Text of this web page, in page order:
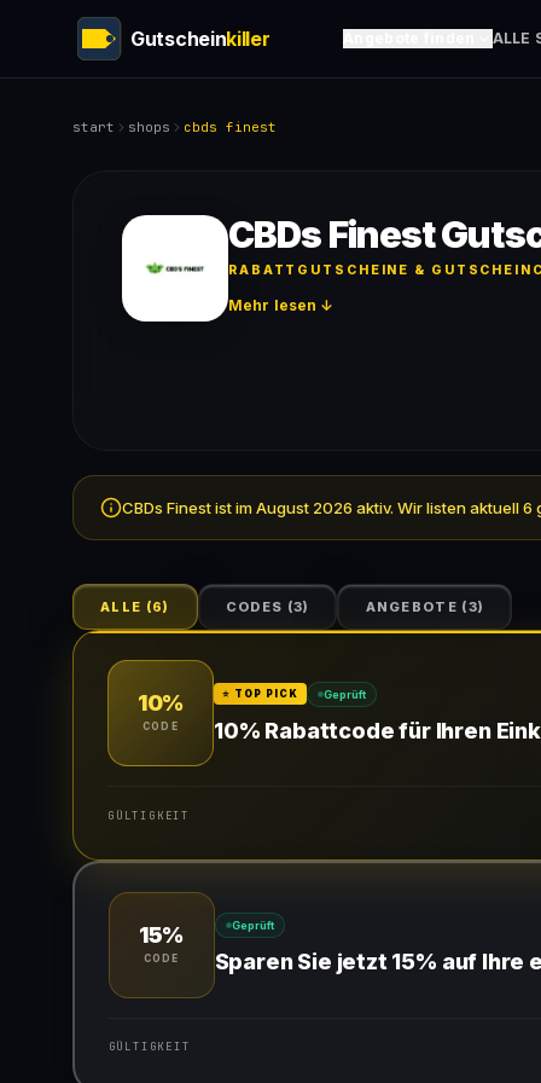
Gutscheinkiller ALLE
start shops cbds finest
CBDs Finest
RABATTGUTSCHEINE &
Mehr lesen ↓
CBDs Finest ist im August 2026 aktiv. Wir listen aktuell
ALLE (6) CODES (3) ANGEBOTE (3)
10%
CODE
⭐ TOP PICK Geprüft
10% Rabattcode für Ihren
GÜLTIGKEIT
Gültig für teilnehmende Produkte
Gib den Code an der Kasse ein, um den Rabatt zu erhalten
15%
CODE
Geprüft
Sparen Sie jetzt 15% auf Ihre
GÜLTIGKEIT